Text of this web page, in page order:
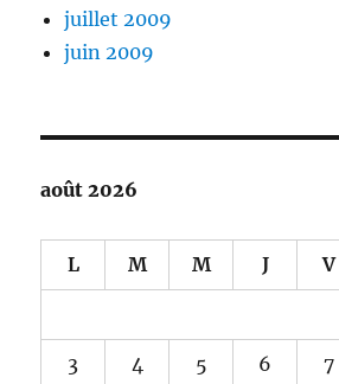
juillet 2009
juin 2009
août 2026
L M M J V
3 4 5 6 7